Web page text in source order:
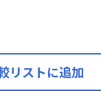
リストに追加